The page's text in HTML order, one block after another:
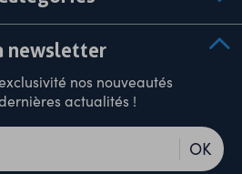
newsletter
nos nouveautés
actualités !
OK